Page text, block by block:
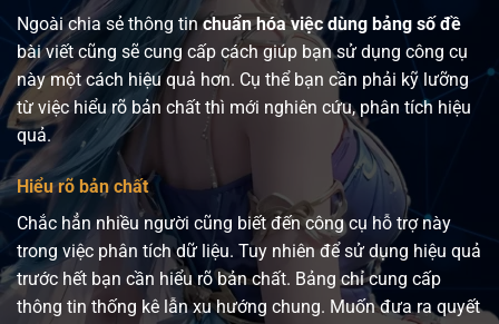
Ngoài chia sẻ thông tinchuẩn hóa việc dùng bảng số đề
bài viết cũng sẽ cung cấp cách giúp bạn sử dụng công cụ
này một cách hiệu quả hơn. Cụ thể bạn cần phải kỹ lưỡng
từ việc hiểu rõ bản chất thì mới nghiên cứu, phân tích hiệu
quả.
Hiểu rõ bản chất
Chắc hẳn nhiều người cũng biết đến công cụ hỗ trợ này
trong việc phân tích dữ liệu. Tuy nhiên để sử dụng hiệu quả
trước hết bạn cần hiểu rõ bản chất. Bảng chỉ cung cấp
thông tin thống kê lẫn xu hướng chung. Muốn đưa ra quyết